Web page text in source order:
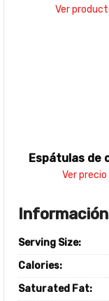
Ver
Espátulas de
Ver precio
Serving Size:
Calories:
Saturated Fat: